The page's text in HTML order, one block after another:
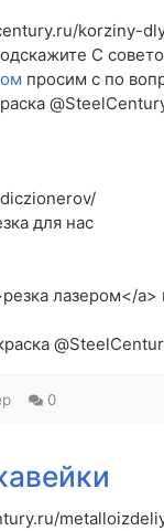
korziny-
C
просим c по
для нас
лазером</a>
0